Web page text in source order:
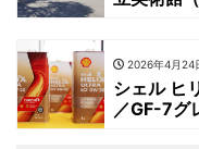
2026年4月24
シェル ヒ
／GF-7グ